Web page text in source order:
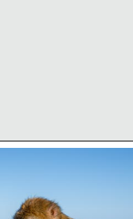
Gibraltar
am